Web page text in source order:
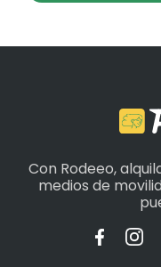
Con Rodeeo,
medios de